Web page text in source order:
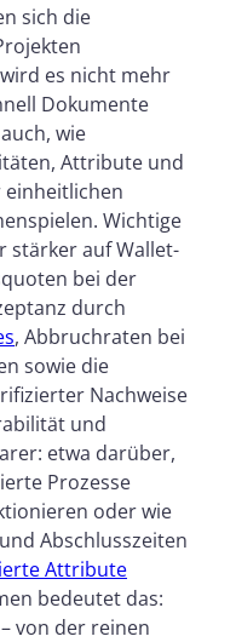
sich die
es nicht mehr
Dokumente
wie
Attribute und
einheitlichen
Wichtige
stärker auf Wallet-
bei der
durch
, Abbruchraten bei
sowie die
Nachweise
und
etwa darüber,
Prozesse
oder wie
Abschlusszeiten
Attribute
bedeutet das:
von der reinen